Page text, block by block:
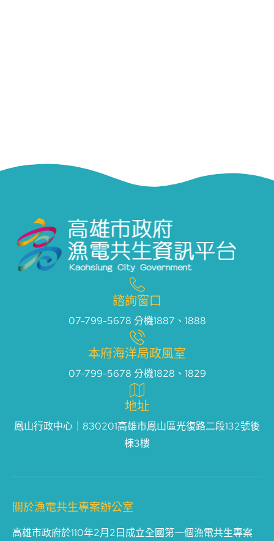
諮詢窗口
07-799-5678 分機1887、1888
本府海洋局政風室
07-799-5678 分機1828、1829
地址
鳳山行政中心｜830201高雄市鳳山區光復路二段132號後
棟3樓
關於漁電共生專案辦公室
高雄市政府於110年2月2日成立全國第一個漁電共生專案